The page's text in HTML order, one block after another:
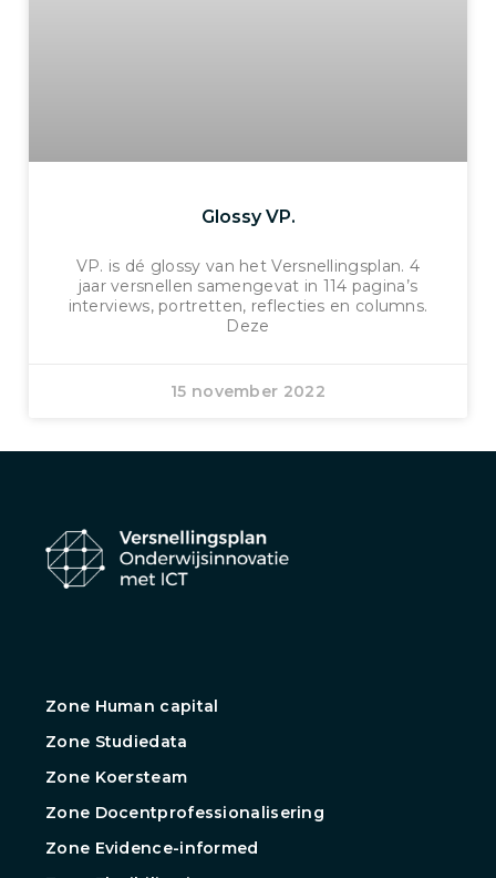
Glossy VP.
VP. is dé glossy van het Versnellingsplan. 4
jaar versnellen samengevat in 114 pagina’s
interviews, portretten, reflecties en columns.
Deze
15 november 2022
Zone Human capital
Zone Studiedata
Zone Koersteam
Zone Docentprofessionalisering
Zone Evidence-informed